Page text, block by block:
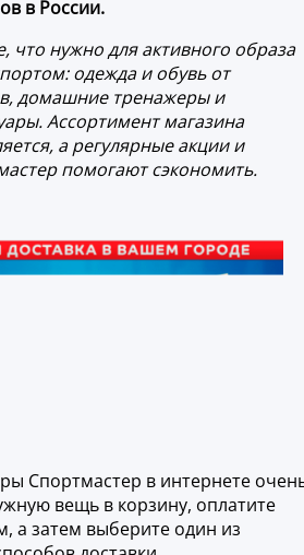
в России.
что нужно для активного образа
одежда и обувь от
домашние тренажеры и
Ассортимент магазина
а регулярные акции и
помогают сэкономить.
Спортмастер в интернете
вещь в корзину, оплатите
а затем выберите один из